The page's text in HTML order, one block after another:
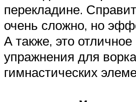
перекладине.
очень сложно, но
А также, это
упражнения для
гимнастических